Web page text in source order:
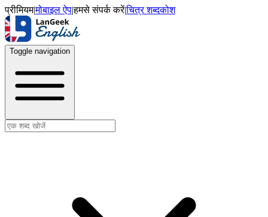
प्रीमियम|मोबाइल ऐप|हमसे संपर्क करें|चित्र शब्दकोश
Toggle navigation